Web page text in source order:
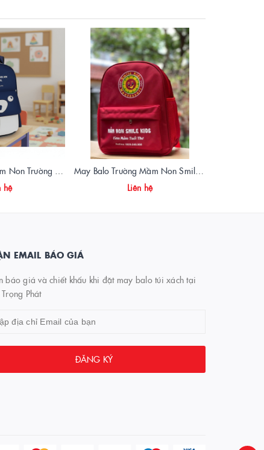
hệ
May Balo Trường Mầm Non Smile Kids – Thiết Kế Đẹp, In Logo Theo Yêu Cầu
Liên hệ
EMAIL BÁO GIÁ
báo giá và chiết khấu khi đặt may balo túi xách tại
Phát
ĐĂNG KÝ